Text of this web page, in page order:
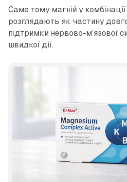
Саме тому магній у
розглядають як частину
підтримки нервово-м’язової
швидкої дії.